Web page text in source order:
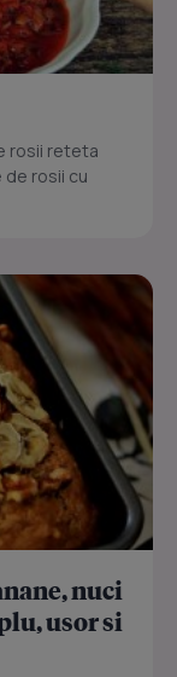
rosii reteta
de rosii cu
nuci
usor si